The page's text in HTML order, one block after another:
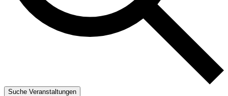
Suche Veranstaltungen